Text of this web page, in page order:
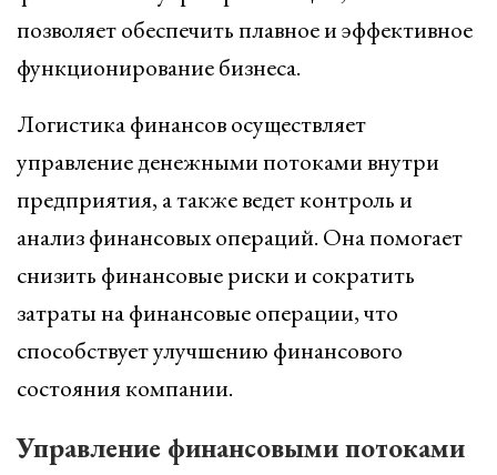
позволяет обеспечить плавное и эффективное
функционирование бизнеса.
Логистика финансов осуществляет
управление денежными потоками внутри
предприятия, а также ведет контроль и
анализ финансовых операций. Она помогает
снизить финансовые риски и сократить
затраты на финансовые операции, что
способствует улучшению финансового
состояния компании.
Управление финансовыми потоками